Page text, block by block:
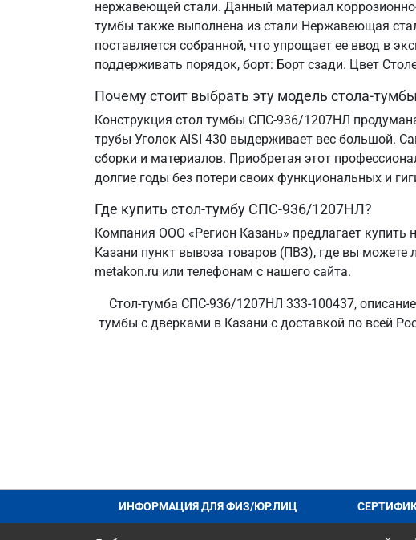
нержавеющей стали. Данный материал
тумбы также выполнена из стали Нержавеющая
поставляется собранной, что упрощает ее ввод в
поддерживать порядок, борт: Борт сзади. Цвет
Почему стоит выбрать эту модель стола-
Конструкция стол тумбы СПС-936/1207НЛ
трубы Уголок AISI 430 выдерживает вес большой.
сборки и материалов. Приобретая этот
долгие годы без потери своих функциональных и
Где купить стол-тумбу СПС-936/1207НЛ?
Компания ООО «Регион Казань» предлагает
Казани пункт вывоза товаров (ПВЗ), где вы можете
metakon.ru или телефонам с нашего сайта.
Стол-тумба СПС-936/1207НЛ 333-100437,
тумбы с дверками в Казани с доставкой по всей
ИНФОРМАЦИЯ ДЛЯ ФИЗ/ЮР.ЛИЦ